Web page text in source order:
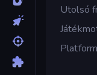
Utolsó